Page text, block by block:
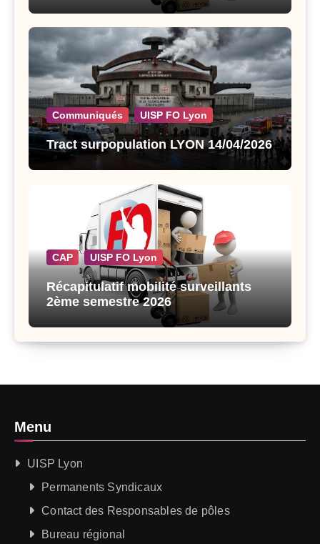
Communiqués UISP FO Lyon
Tract surpopulation LYON 14/04/2026
CAP UISP FO Lyon
Récapitulatif mobilité surveillants
2ème semestre 2026
Menu
UISP Lyon
Permanents Syndicaux
Contact des Responsables de pôles
Bureau régional